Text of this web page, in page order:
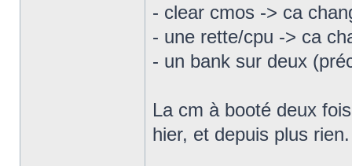
- clear cmos -> ca
- une rette/cpu -> ca
- un bank sur deux
La cm à booté deux
hier, et depuis plus rien.